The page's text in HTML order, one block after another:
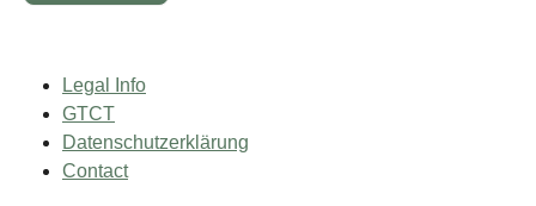
Legal Info
GTCT
Datenschutzerklärung
Contact